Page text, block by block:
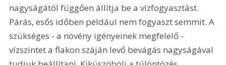
nagyságától függően állítja be a vízfogyasztást.
Párás, esős időben például nem fogyaszt semmit. A
szükséges - a növény igényeinek megfelelő -
vízszintet a flakon száján levő bevágás nagyságával